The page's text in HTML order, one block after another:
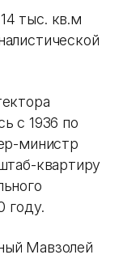
тыс. кв.м
с 1936 по
министр
квартиру
году.
Мавзолей